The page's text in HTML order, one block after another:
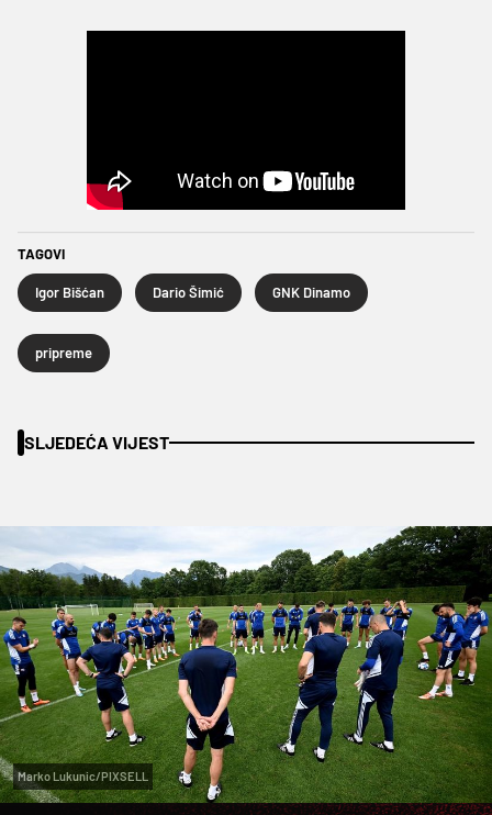
TAGOVI
Igor Bišćan Dario Šimić GNK Dinamo
pripreme
SLJEDEĆA VIJEST
Marko Lukunic/PIXSELL